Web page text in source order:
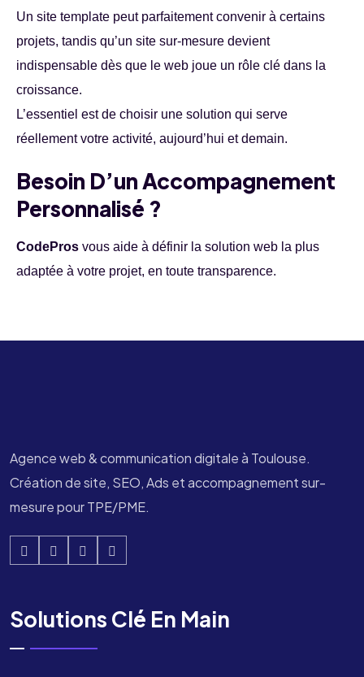
Un site template peut parfaitement convenir à certains
projets, tandis qu’un site sur-mesure devient
indispensable dès que le web joue un rôle clé dans la
croissance.
L’essentiel est de choisir une solution qui serve
réellement votre activité, aujourd’hui et demain.
Besoin D’un Accompagnement
Personnalisé ?
CodePros vous aide à définir la solution web la plus
adaptée à votre projet, en toute transparence.
Agence web & communication digitale à Toulouse.
Création de site, SEO, Ads et accompagnement sur-
mesure pour TPE/PME.
Solutions Clé En Main